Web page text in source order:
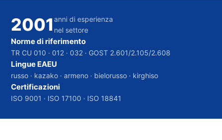
2001anni di esperienza
nel settore
Norme di riferimento
TR CU 010 · 012 · 032 · GOST 2.601/2.105/2.608
Lingue EAEU
russo · kazako · armeno · bielorusso · kirghiso
Certificazioni
ISO 9001 · ISO 17100 · ISO 18841